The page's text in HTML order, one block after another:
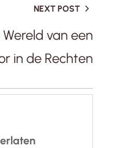
NEXT POST
van een
in de Rechten